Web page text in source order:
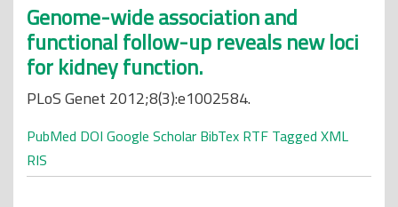
Genome-wide association and
functional follow-up reveals new loci
for kidney function.
PLoS Genet 2012;8(3):e1002584.
PubMed DOI Google Scholar BibTex RTF Tagged XML
RIS